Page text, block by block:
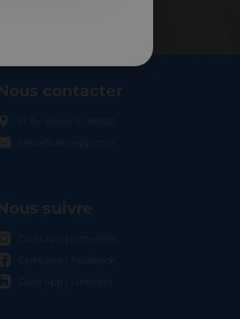
contacter
17 Av. Albert II, 98000
hello@carloapp.com
suivre
Carlo App | Instagram
Carlo App | Facebook
Carlo App | Linkedin